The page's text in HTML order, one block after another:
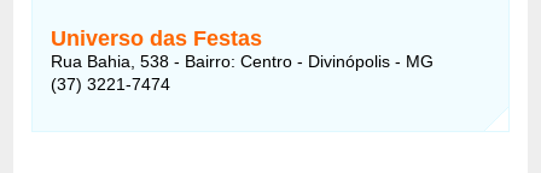
Universo das Festas
Rua Bahia, 538 - Bairro: Centro - Divinópolis - MG
(37) 3221-7474